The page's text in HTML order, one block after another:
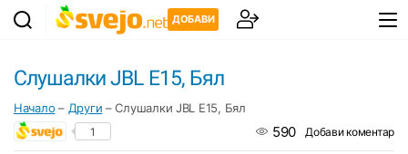
ДОБАВИ
Слушалки JBL E15, Бял
Начало – Други –Слушалки JBL E15, Бял
1 590 Добави коментар